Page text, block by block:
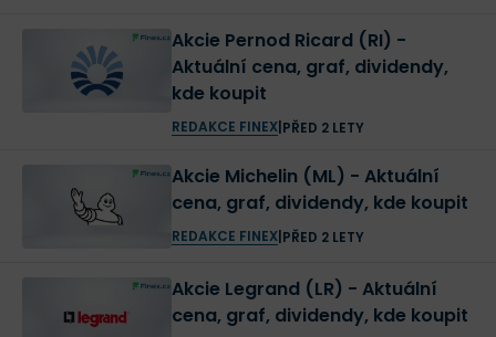
Akcie Pernod Ricard (RI) -
Aktuální cena, graf, dividendy,
kde koupit
REDAKCE FINEX| PŘED 2 LETY
Akcie Michelin (ML) - Aktuální
cena, graf, dividendy, kde koupit
REDAKCE FINEX| PŘED 2 LETY
Akcie Legrand (LR) - Aktuální
cena, graf, dividendy, kde koupit